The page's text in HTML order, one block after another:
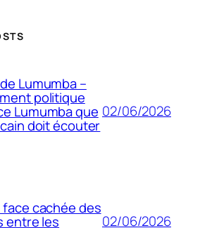
Lumumba –
politique
Lumumba que
doit écouter
02/06/2026
face cachée des
entre les 02/06/2026